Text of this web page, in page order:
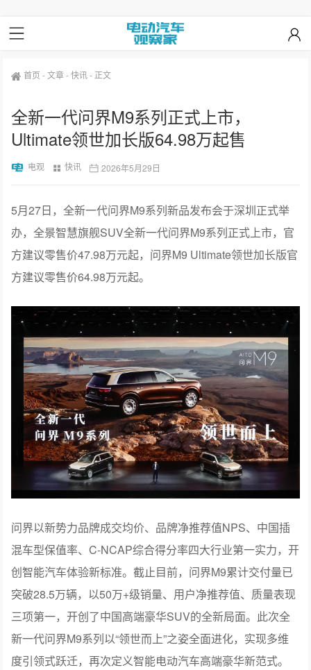
首页 -文章-快讯- 正文
全新一代问界M9系列正式上市，
Ultimate领世加长版64.98万起售
电观 快讯 2026年5月29日
5月27日，全新一代问界M9系列新品发布会于深圳正式举
办，全景智慧旗舰SUV全新一代问界M9系列正式上市，官
方建议零售价47.98万元起，问界M9 Ultimate领世加长版官
方建议零售价64.98万元起。
问界以新势力品牌成交均价、品牌净推荐值NPS、中国插
混车型保值率、C-NCAP综合得分率四大行业第一实力，开
创智能汽车体验新标准。截止目前，问界M9累计交付量已
突破28.5万辆，以50万+级销量、用户净推荐值、质量表现
三项第一，开创了中国高端豪华SUV的全新局面。此次全
新一代问界M9系列以“领世而上”之姿全面进化，实现多维
度引领式跃迁，再次定义智能电动汽车高端豪华新范式。